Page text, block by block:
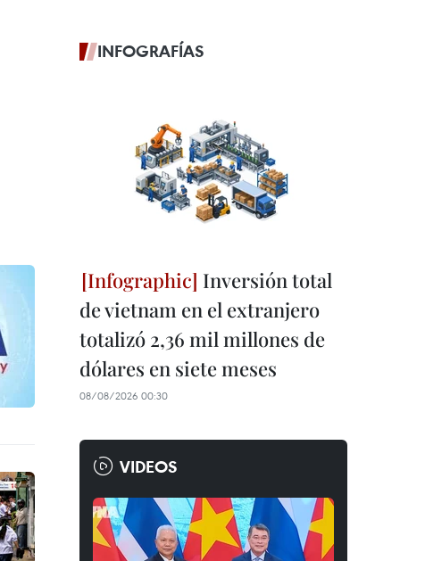
INFOGRAFÍAS
Inversión total
de vietnam en el extranjero
totalizó 2,36 mil millones de
dólares en siete meses
08/08/2026 00:30
VIDEOS